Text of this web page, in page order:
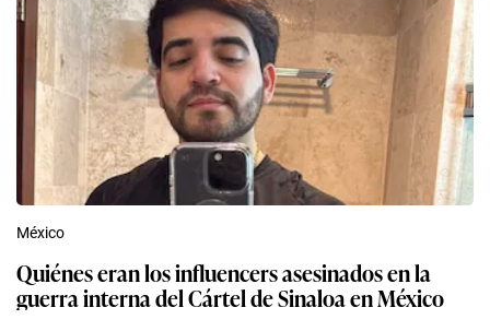
México
Quiénes eran los influencers asesinados en la
guerra interna del Cártel de Sinaloa en México